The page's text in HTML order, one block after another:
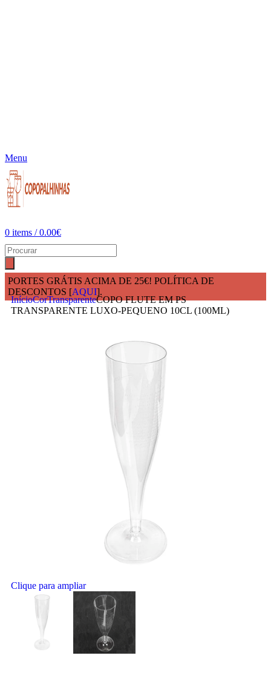
Menu
0 items / 0.00€
PORTES GRÁTIS ACIMA DE 25€! POLÍTICA DE
DESCONTOS [AQUI].
InícioCorTransparenteCOPO FLUTE EM PS
TRANSPARENTE LUXO-PEQUENO 10CL (100ML)
Clique para ampliar